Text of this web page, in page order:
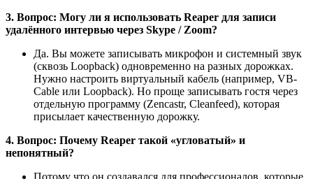
3. Вопрос: Могу ли я использовать Reaper для записи
удалённого интервью через Skype / Zoom?
Да. Вы можете записывать микрофон и системный звук
(сквозь Loopback) одновременно на разных дорожках.
Нужно настроить виртуальный кабель (например, VB-
Cable или Loopback). Но проще записывать гостя через
отдельную программу (Zencastr, Cleanfeed), которая
присылает качественную дорожку.
4. Вопрос: Почему Reaper такой «угловатый» и
непонятный?
Потому что он создавался для профессионалов, которые